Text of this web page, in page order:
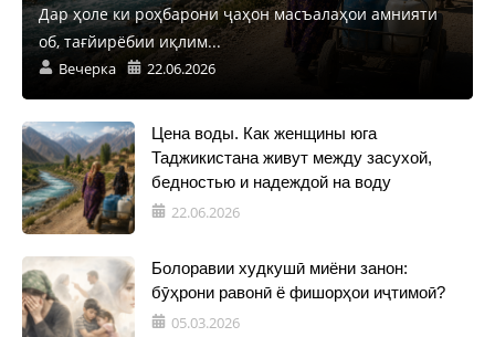
Дар ҳоле ки роҳбарони ҷаҳон масъалаҳои амнияти
об, тағйирёбии иқлим...
Вечерка 22.06.2026
Цена воды. Как женщины юга
Таджикистана живут между засухой,
бедностью и надеждой на воду
22.06.2026
Болоравии худкушӣ миёни занон:
бӯҳрони равонӣ ё фишорҳои иҷтимоӣ?
05.03.2026